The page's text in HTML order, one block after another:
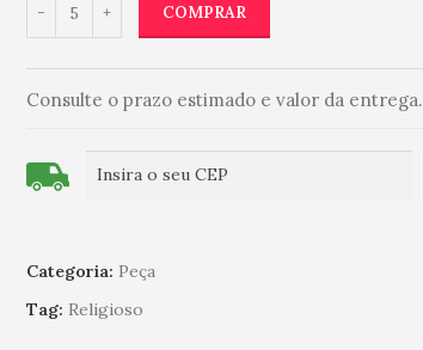
COMPRAR
Consulte o prazo estimado e valor da entrega.
Categoria: Peça
Tag: Religioso